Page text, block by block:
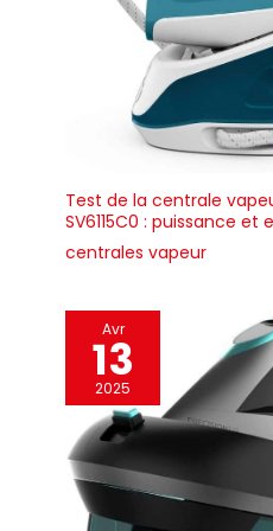
la
de
60
%.
et
Test de la centrale
SV6115C0 : puissance
centrales vapeur
Avr
13
2025